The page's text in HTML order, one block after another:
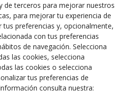
de terceros para mejorar nuestros
para mejorar tu experiencia de
tus preferencias y, opcionalmente,
con tus preferencias
de navegación. Selecciona
las cookies, selecciona
las cookies o selecciona
tus preferencias de
consulta nuestra: